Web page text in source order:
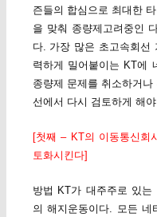
즌들의 합심으로 최대한
을 맞춰 종량제고려중인
다. 가장 많은 초고속회선
력하게 밀어붙이는 KT에
종량제 문제를 취소하거
선에서 다시 검토하게 해야
[첫째 – KT의 이동통신회
토화시킨다]
방법 KT가 대주주로 있
의 해지운동이다. 모든 네